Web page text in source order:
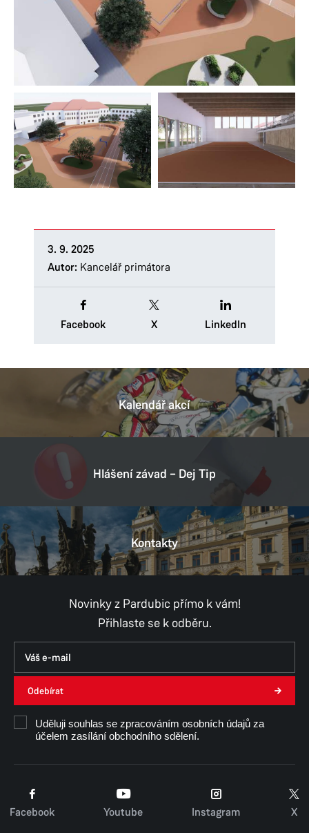
3. 9. 2025
Autor: Kancelář primátora
Facebook X LinkedIn
Kalendář akcí
Hlášení závad – Dej Tip
Kontakty
Novinky z Pardubic přímo k vám!
Přihlaste se k odběru.
Odebírat
Uděluji souhlas se zpracováním osobních údajů za
účelem zasílání obchodního sdělení.
Facebook Youtube Instagram X